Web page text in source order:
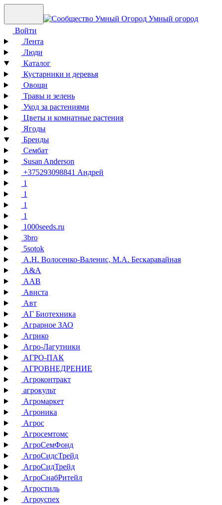
Умный огород
Войти
Лента
Люди
Каталог
Кустарники и деревья
Овощи
Травы и зелень
Уход за растениями
Цветы и комнатные растения
Ягоды
Бренды
Сембат
Susan Anderson
+375293098841 Андрей
1
1
1
1
1000seeds.ru
3bro
5sotok
А.Н. Волосенко-Валенис, М.А. Бескаравайная
А&А
ААВ
Ависта
Авт
АГ Биотехника
Аграрное ЗАО
Агрико
Агро-Лагутники
АГРО-ПАК
АГРОВНЕДРЕНИЕ
Агроконтракт
агрокульт
Агромаркет
Агроника
Агрос
Агросемтомс
АгроСемФонд
АгроСидсТрейд
АгроСидТрейд
АгроСнабРитейл
Агростиль
Агроуспех